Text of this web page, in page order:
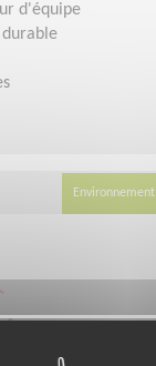
d'équipe
Environnement